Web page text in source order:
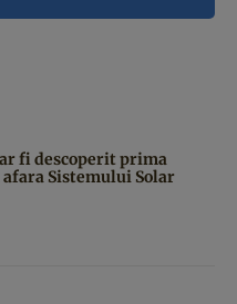
fi descoperit prima
Sistemului Solar